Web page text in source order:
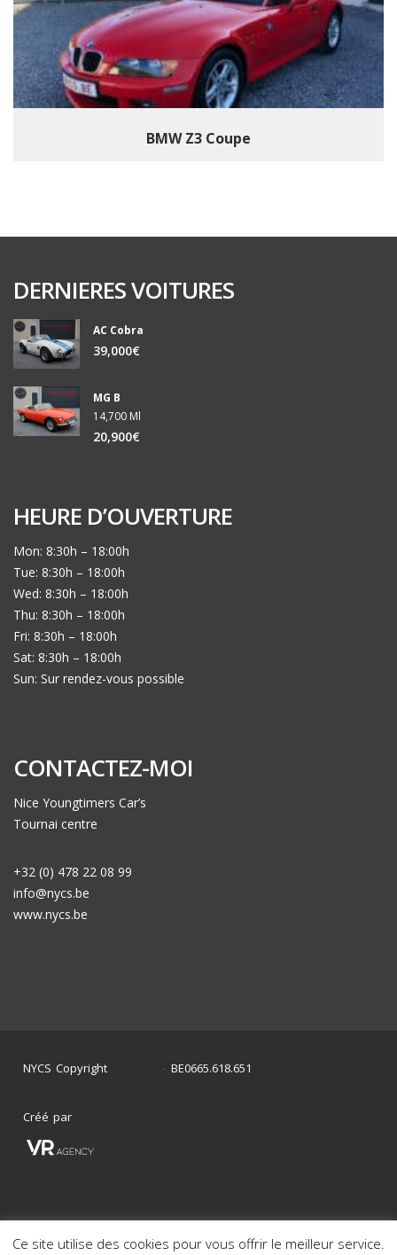
BMW Z3 Coupe
DERNIERES VOITURES
AC Cobra
39,000€
MG B
14,700 Ml
20,900€
HEURE D’OUVERTURE
Mon: 8:30h – 18:00h
Tue: 8:30h – 18:00h
Wed: 8:30h – 18:00h
Thu: 8:30h – 18:00h
Fri: 8:30h – 18:00h
Sat: 8:30h – 18:00h
Sun: Sur rendez-vous possible
CONTACTEZ-MOI
Nice Youngtimers Car’s
Tournai centre
+32 (0) 478 22 08 99
info@nycs.be
www.nycs.be
NYCS Copyright - BE0665.618.651
Créé par
Ce site utilise des cookies pour vous offrir le meilleur service.